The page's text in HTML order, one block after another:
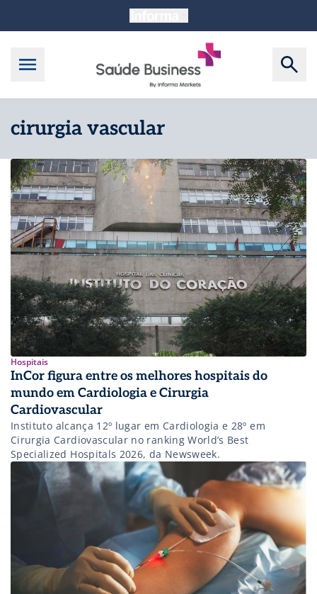
cirurgia vascular
Hospitais
InCor figura entre os melhores hospitais do
mundo em Cardiologia e Cirurgia
Cardiovascular
Instituto alcança 12º lugar em Cardiologia e 28º em
Cirurgia Cardiovascular no ranking World’s Best
Specialized Hospitals 2026, da Newsweek.